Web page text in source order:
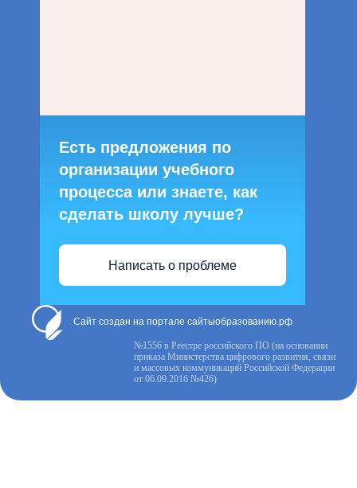
Есть предложения по
организации учебного
процесса или знаете, как
сделать школу лучше?
Написать о проблеме
Сайт создан на портале сайтыобразованию.рф
№1556 в Реестре российского ПО (на основании
приказа Министерства цифрового развития, связи
и массовых коммуникаций Российской Федерации
от 06.09.2016 №426)